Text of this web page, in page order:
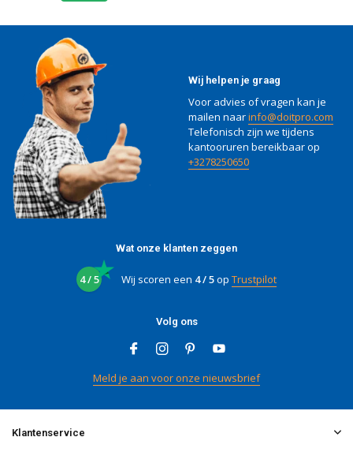
Wij helpen je graag
Voor advies of vragen kan je
mailen naarinfo@doitpro.com
Telefonisch zijn we tijdens
kantooruren bereikbaar op
+3278250650
Wat onze klanten zeggen
4 / 5 Wij scoren een 4 / 5op Trustpilot
Volg ons
Meld je aan voor onze nieuwsbrief
Klantenservice